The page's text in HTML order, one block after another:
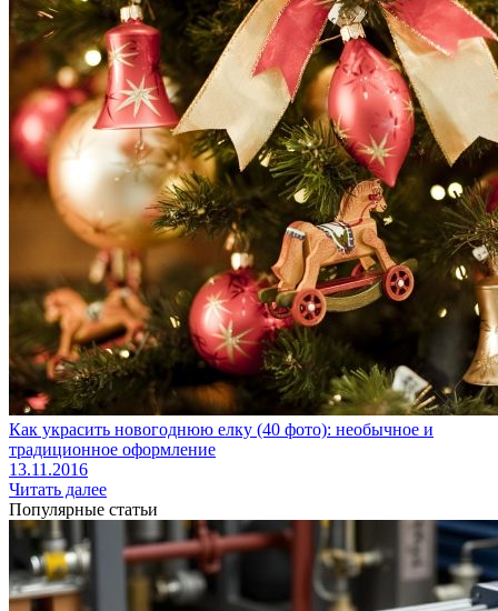
Как украсить новогоднюю елку (40 фото): необычное и
традиционное оформление
13.11.2016
Читать далее
Популярные статьи